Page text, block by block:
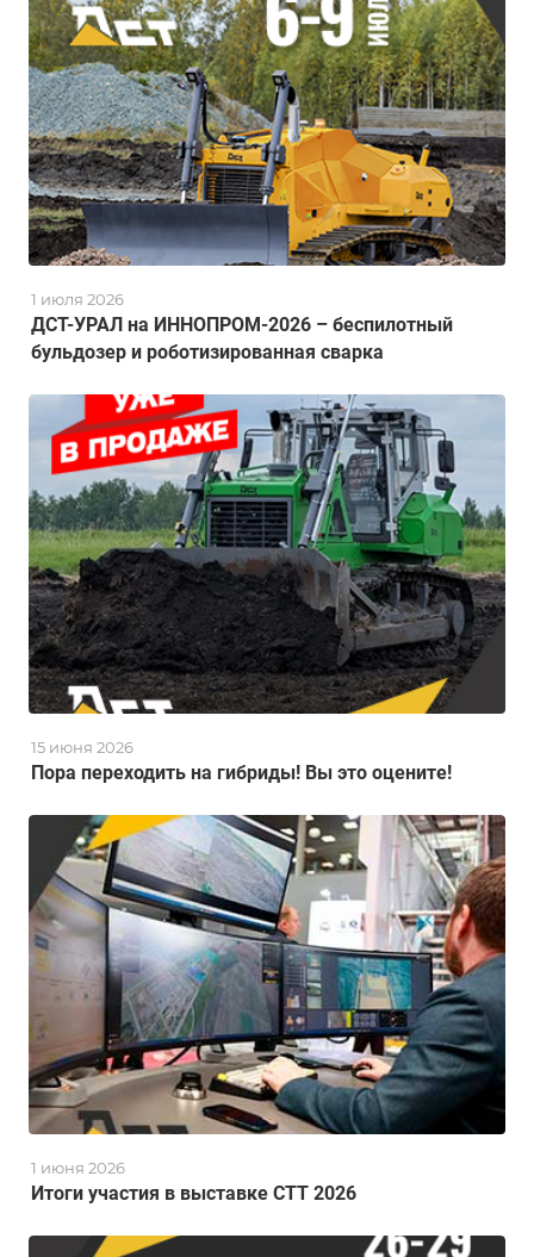
ДСТ-УРАЛ на ИННОПРОМ-2026 – беспилотный
бульдозер и роботизированная сварка
1 июля 2026
Пора переходить на гибриды! Вы это оцените!
15 июня 2026
Итоги участия в выставке СТТ 2026
1 июня 2026